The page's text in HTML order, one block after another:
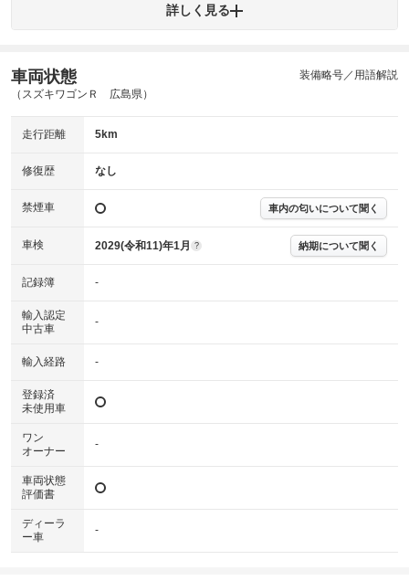
ミッション
ステアリング
ABS その他
※グー故障診断は保証サービスではございません。購入時は必ず現車をご
※実際にお渡しする故障診断書につきましては、形式および表示項目が異
※グー故障診断書はあくまでも実施時点での診断結果となります。将来に
わたり車両状態を担保するものではありませんので、車両情報等の詳細は
詳しく見る
車両状態
（スズキワゴンＲ 広島県）
装備略号／用語解説
走行距離 5km
修復歴 なし
禁煙車 車内の匂いについて聞く
車検 2029(令和11)年1月 ? 納期について聞く
記録簿 -
輸入認定
中古車
-
輸入経路 -
登録済
未使用車
ワン
オーナー
-
車両状態
評価書
ディーラ
ー車
-